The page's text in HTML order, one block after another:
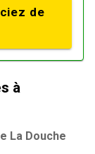
de
à
La Douche